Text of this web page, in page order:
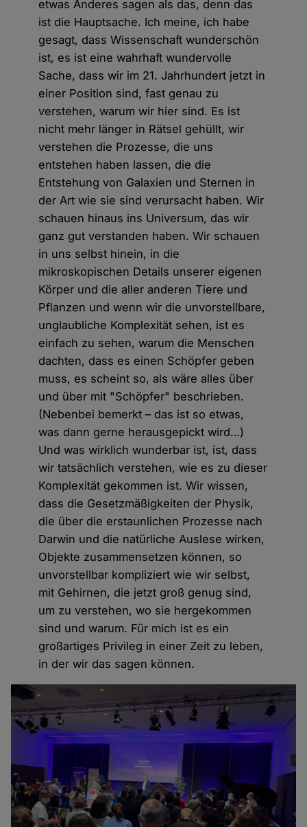
etwas Anderes sagen als das, denn das
ist die Hauptsache. Ich meine, ich habe
gesagt, dass Wissenschaft wunderschön
ist, es ist eine wahrhaft wundervolle
Sache, dass wir im 21. Jahrhundert jetzt in
einer Position sind, fast genau zu
verstehen, warum wir hier sind. Es ist
nicht mehr länger in Rätsel gehüllt, wir
verstehen die Prozesse, die uns
entstehen haben lassen, die die
Entstehung von Galaxien und Sternen in
der Art wie sie sind verursacht haben. Wir
schauen hinaus ins Universum, das wir
ganz gut verstanden haben. Wir schauen
in uns selbst hinein, in die
mikroskopischen Details unserer eigenen
Körper und die aller anderen Tiere und
Pflanzen und wenn wir die unvorstellbare,
unglaubliche Komplexität sehen, ist es
einfach zu sehen, warum die Menschen
dachten, dass es einen Schöpfer geben
muss, es scheint so, als wäre alles über
und über mit "Schöpfer" beschrieben.
(Nebenbei bemerkt – das ist so etwas,
was dann gerne herausgepickt wird…)
Und was wirklich wunderbar ist, ist, dass
wir tatsächlich verstehen, wie es zu dieser
Komplexität gekommen ist. Wir wissen,
dass die Gesetzmäßigkeiten der Physik,
die über die erstaunlichen Prozesse nach
Darwin und die natürliche Auslese wirken,
Objekte zusammensetzen können, so
unvorstellbar kompliziert wie wir selbst,
mit Gehirnen, die jetzt groß genug sind,
um zu verstehen, wo sie hergekommen
sind und warum. Für mich ist es ein
großartiges Privileg in einer Zeit zu leben,
in der wir das sagen können.